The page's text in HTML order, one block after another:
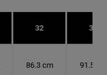
32 34
86.3 cm 91.5 cm